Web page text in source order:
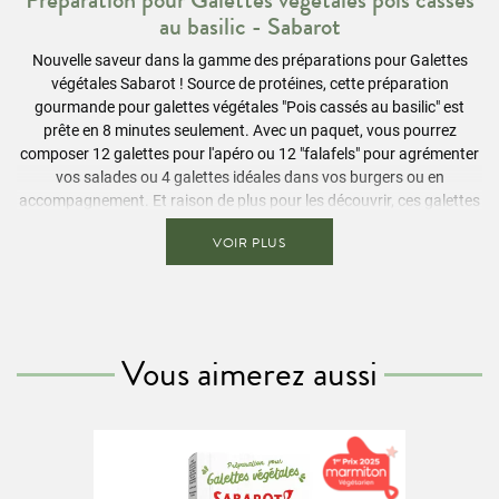
au basilic - Sabarot
Nouvelle saveur dans la gamme des préparations pour Galettes
végétales Sabarot ! Source de protéines, cette préparation
gourmande pour galettes végétales "Pois cassés au basilic" est
prête en 8 minutes seulement. Avec un paquet, vous pourrez
composer 12 galettes pour l'apéro ou 12 "falafels" pour agrémenter
vos salades ou 4 galettes idéales dans vos burgers ou en
accompagnement. Et raison de plus pour les découvrir, ces galettes
sont composées de 100% d'ingrédients naturels, sans sel ajouté et
sans additifs.
(Tomates, olives, basilic, huile d'olive) (11%).
sésame.
Conseils de préparation
VOIR PLUS
Vous aimerez aussi